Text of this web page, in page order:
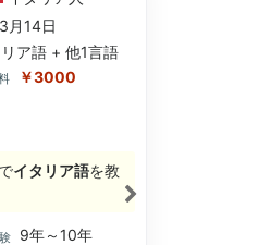
月14日
ア語 + 他1言語
￥3000
イタリア語を教
9年～10年